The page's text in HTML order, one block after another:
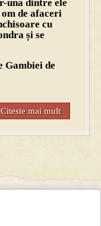
una dintre ele
de afaceri
cu
și se
Gambiei de
Citeste mai mult